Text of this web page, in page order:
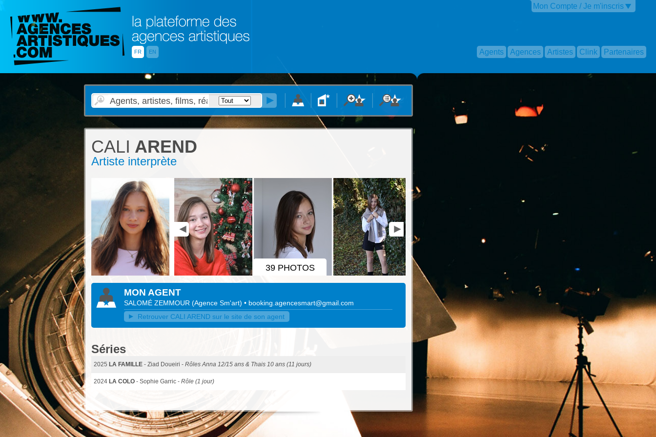
FR EN
Mon Compte / Je m'inscris
Agents Agences Artistes Clink Partenaires
CALI AREND
Artiste interprète
39 PHOTOS
MON AGENT
SALOMÉ ZEMMOUR (Agence Sm'art) • booking.agencesmart@gmail.com
Retrouver CALI AREND sur le site de son agent
Séries
2025 LA FAMILLE - Ziad Doueiri - Rôles Anna 12/15 ans & Thais 10 ans (11 jours)
2024 LA COLO - Sophie Garric - Rôle (1 jour)